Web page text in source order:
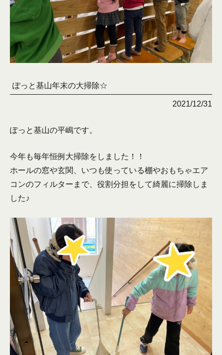
ぽっと基山年末の大掃除☆
2021/12/31
ぽっと基山の平嶋です。
今年も毎年恒例大掃除をしました！！
ホールの窓や玄関、いつも使っている棚やおもちゃエア
コンのフィルターまで、役割分担をして綺麗に掃除しま
した♪